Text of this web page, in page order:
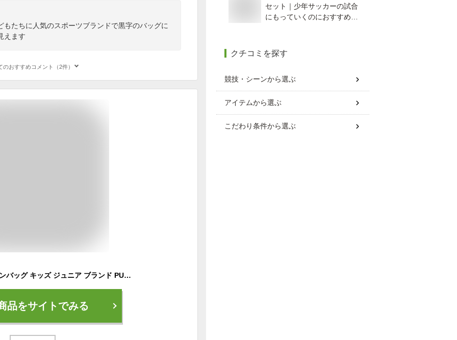
たちに人気のスポーツブランドで黒字のバッグに
えます
のおすすめコメント（2件）
プーマ バッグ ボストンバッグ キッズ ジュニア ブランド PUMA プーマ TEAMFINAL チームバッグ ー ダッフルバッグ M グレー × ブラック スクールバッグ 子供用 男の子 小学生 スポーツバッグ 新品【あす楽】
品をサイトでみる
セット｜少年サッカーの試合
にもっていくのにおすすめ
クチコミを探す
競技・シーンから選ぶ
アイテムから選ぶ
こだわり条件から選ぶ